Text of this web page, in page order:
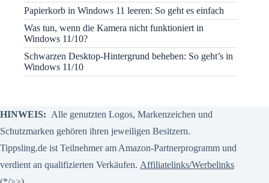
Papierkorb in Windows 11 leeren: So geht es einfach
Was tun, wenn die Kamera nicht funktioniert in
Windows 11/10?
Schwarzen Desktop-Hintergrund beheben: So geht’s in
Windows 11/10
HINWEIS: Alle genutzten Logos, Markenzeichen und
Schutzmarken gehören ihren jeweiligen Besitzern.
Tippsling.de ist Teilnehmer am Amazon-Partnerprogramm und
verdient an qualifizierten Verkäufen. Affiliatelinks/Werbelinks